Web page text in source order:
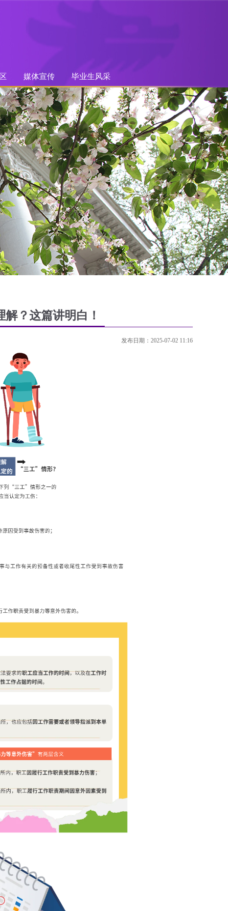
媒体宣传 毕业生风采
？这篇讲明白！
发布日期：2025-07-02 11:16